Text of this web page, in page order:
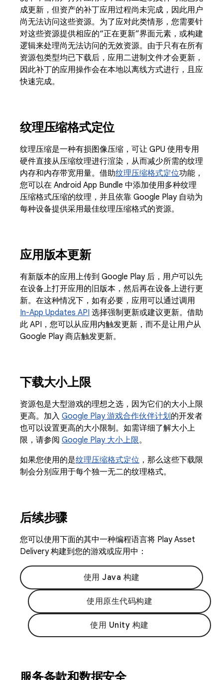
成更新，但资产的补丁应用过程尚未完成，因此用户
尚无法访问这些资源。为了应对此类情形，您需要针
对这些资源提供相应的“正在更新”界面元素，或构建
逻辑来处理尚无法访问的无效资源。由于只有在所有
资源包类型均已下载后，应用二进制文件才会更新，
因此补丁的应用操作会在本地以离线方式进行，且应
快速完成。
纹理压缩格式定位
纹理压缩是一种有损图像压缩，可让 GPU 使用专用
硬件直接从压缩纹理进行渲染，从而减少所需的纹理
内存和内存带宽用量。借助纹理压缩格式定位功能，
您可以在 Android App Bundle 中添加使用多种纹理
压缩格式压缩的纹理，并且依靠 Google Play 自动为
每种设备提供采用最佳纹理压缩格式的资源。
应用版本更新
有新版本的应用上传到 Google Play 后，用户可以先
在设备上打开应用的旧版本，然后再在设备上进行更
新。在这种情况下，如有必要，应用可以通过调用
In-App Updates API 选择强制更新或建议更新。借助
此 API，您可以从应用内触发更新，而不是让用户从
Google Play 商店触发更新。
下载大小上限
资源包是大型游戏的理想之选，因为它们的大小上限
更高。加入 Google Play 游戏合作伙伴计划的开发者
也可以设置更高的大小限制。如需详细了解大小上
限，请参阅 Google Play 大小上限。
如果您使用的是纹理压缩格式定位 ，那么这些下载限
制会分别应用于每个独一无二的纹理格式。
后续步骤
您可以使用下面的其中一种编程语言将 Play Asset
Delivery 构建到您的游戏或应用中：
使用 Java 构建
使用原生代码构建
使用 Unity 构建
服务条款和数据安全